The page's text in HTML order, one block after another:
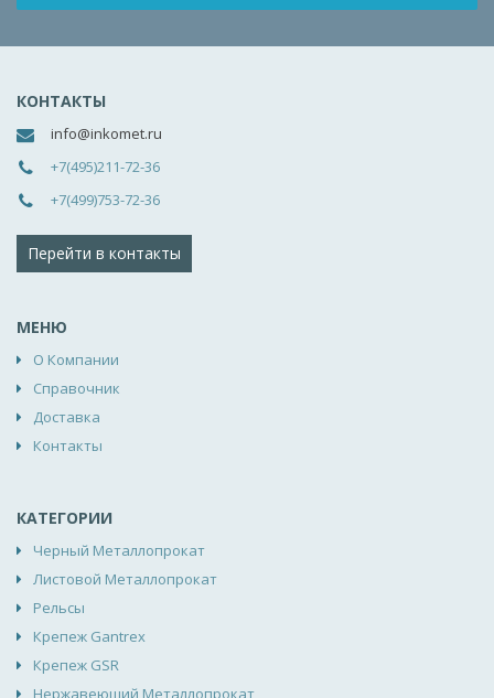
КОНТАКТЫ
info@inkomet.ru
+7(495)211-72-36
+7(499)753-72-36
Перейти в контакты
МЕНЮ
О Компании
Справочник
Доставка
Контакты
КАТЕГОРИИ
Черный Металлопрокат
Листовой Металлопрокат
Рельсы
Крепеж Gantrex
Крепеж GSR
Нержавеющий Металлопрокат